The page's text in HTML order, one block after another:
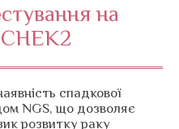
на
CHEK2
спадкової
NGS, що дозволяє
розвитку раку